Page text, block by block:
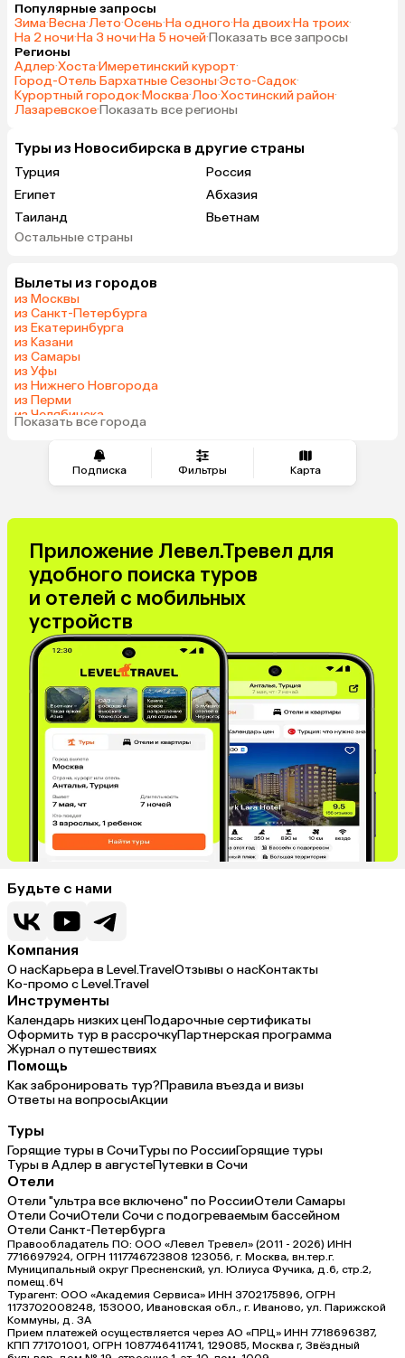
Подписка Фильтры Карта
Популярные запросы
Зима·Весна·Лето·Осень·На одного·На двоих·На троих·
На 2 ночи·На 3 ночи·На 5 ночей·Показать все запросы
Регионы
Адлер·Хоста·Имеретинский курорт·
Город-Отель Бархатные Сезоны·Эсто-Садок·
Курортный городок·Москва·Лоо·Хостинский район·
Лазаревское·Показать все регионы
Туры из Новосибирска в другие страны
Турция
Россия
Египет
Абхазия
Таиланд
Вьетнам
ОАЭ
Саудовская Аравия
Остальные страны
Вылеты из городов
из Москвы
из Санкт-Петербурга
из Екатеринбурга
из Казани
из Самары
из Уфы
из Нижнего Новгорода
из Перми
из Челябинска
из Омска
Показать все города
Приложение Левел.Тревел для
удобного поиска туров
и отелей с мобильных
устройств
Будьте с нами
Компания
О насКарьера в Level.TravelОтзывы о насКонтакты
Ко-промо с Level.Travel
Инструменты
Календарь низких ценПодарочные сертификаты
Оформить тур в рассрочкуПартнерская программа
Журнал о путешествиях
Помощь
Как забронировать тур?Правила въезда и визы
Ответы на вопросыАкции
Туры
Горящие туры в СочиТуры по РоссииГорящие туры
Туры в Адлер в августеПутевки в Сочи
Отели
Отели "ультра все включено" по РоссииОтели Самары
Отели СочиОтели Сочи с подогреваемым бассейном
Отели Санкт-Петербурга
Правообладатель ПО: ООО «Левел Тревел» (2011 - 2026) ИНН
7716697924, ОГРН 1117746723808 123056, г. Москва, вн.тер.г.
Муниципальный округ Пресненский, ул. Юлиуса Фучика, д.6, стр.2,
помещ.6Ч
Турагент: ООО «Академия Сервиса» ИНН 3702175896, ОГРН
1173702008248, 153000, Ивановская обл., г. Иваново, ул. Парижской
Коммуны, д. ЗА
Прием платежей осуществляется через АО «ПРЦ» ИНН 7718696387,
КПП 771701001, ОГРН 1087746411741, 129085, Москва г, Звёздный